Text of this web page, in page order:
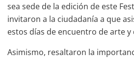
sea sede de la edición de este
invitaron a la ciudadanía a que
estos días de encuentro de arte y
Asimismo, resaltaron la